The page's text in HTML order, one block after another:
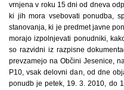
vrnjena v roku 15 dni od dneva
ki jih mora vsebovati ponudba,
stanovanja, ki je predmet javne
morajo izpolnjevati ponudniki,
so razvidni iz razpisne
prevzamejo na Občini Jesenice,
P10, vsak delovni dan, od dne
ponudb je petek, 19. 3. 2010, do